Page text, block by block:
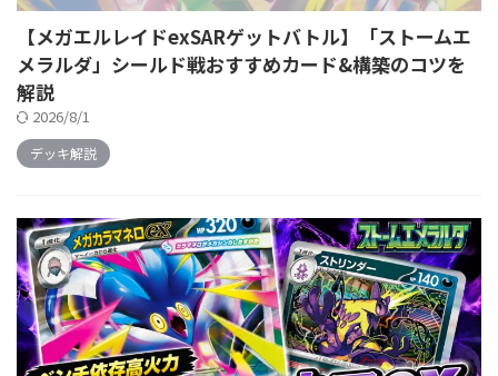
【メガエルレイドexSARゲットバトル】「ストームエ
メラルダ」シールド戦おすすめカード&構築のコツを
解説
2026/8/1
デッキ解説